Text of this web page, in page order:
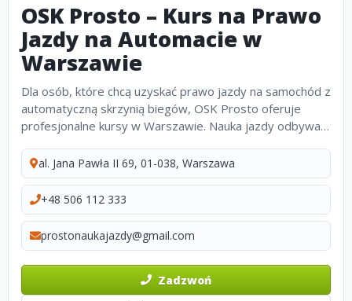
OSK Prosto – Kurs na Prawo
Jazdy na Automacie w
Warszawie
Dla osób, które chcą uzyskać prawo jazdy na samochód z
automatyczną skrzynią biegów, OSK Prosto oferuje
profesjonalne kursy w Warszawie. Nauka jazdy odbywa
instruktorzy dbają o to, by każdy...
al. Jana Pawła II 69, 01-038, Warszawa
+48 506 112 333
prostonaukajazdy@gmail.com
Zadzwoń